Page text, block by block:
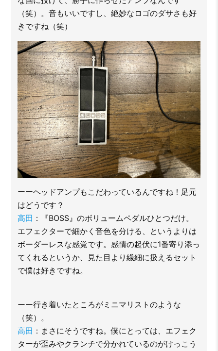
（笑）。音もいいですし、絶妙なロゴのダサさも好
きですね（笑）
ーーヘッドアンプもこだわっているんですね！足元
はどうです？
高田 ：『BOSS』のボリュームペダルひとつだけ。
エフェクターで細かく音色を分ける、というよりは
ボーダーレスな感覚です。感情の起伏に1番寄り添っ
てくれるというか、見た目より繊細に扱えるセット
で僕は好きですね。
ーー行き着いたところがミニマリストのような
（笑）。
高田 ：まさにそうですね。僕にとっては、エフェク
ターが歪みやクランチで分かれているのがけっこう